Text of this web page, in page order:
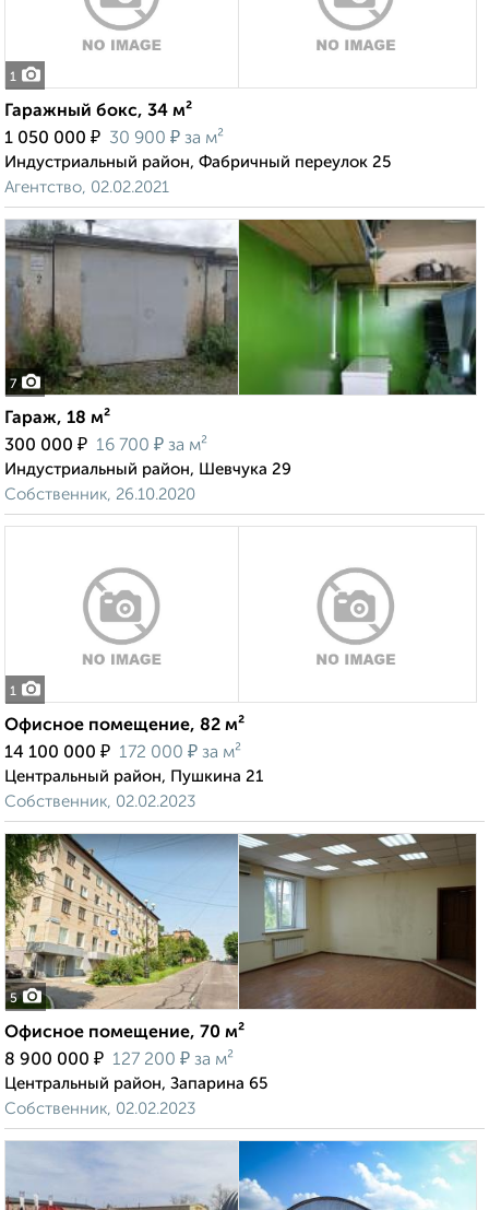
1
Гаражный бокс, 34 м²
1 050 000 ₽ 30 900 ₽ за м²
Индустриальный район, Фабричный переулок 25
Агентство, 02.02.2021
7
Гараж, 18 м²
300 000 ₽ 16 700 ₽ за м²
Индустриальный район, Шевчука 29
Собственник, 26.10.2020
1
Офисное помещение, 82 м²
14 100 000 ₽ 172 000 ₽ за м²
Центральный район, Пушкина 21
Собственник, 02.02.2023
5
Офисное помещение, 70 м²
8 900 000 ₽ 127 200 ₽ за м²
Центральный район, Запарина 65
Собственник, 02.02.2023